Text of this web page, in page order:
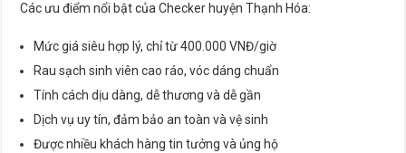
Các ưu điểm nổi bật của Checker huyện Thạnh Hóa:
Mức giá siêu hợp lý, chỉ từ 400.000 VNĐ/giờ
Rau sạch sinh viên cao ráo, vóc dáng chuẩn
Tính cách dịu dàng, dễ thương và dễ gần
Dịch vụ uy tín, đảm bảo an toàn và vệ sinh
Được nhiều khách hàng tin tưởng và ủng hộ